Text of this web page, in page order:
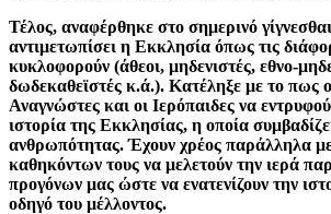
Τέλος, αναφέρθηκε στο σημερινό
αντιμετωπίσει η Εκκλησία όπως τις
κυκλοφορούν (άθεοι, μηδενιστές, εθνο-
δωδεκαθεϊστές κ.ά.). Κατέληξε με το πως
Αναγνώστες και οι Ιερόπαιδες να
ιστορία της Εκκλησίας, η οποία
ανθρωπότητας. Έχουν χρέος παράλληλα
καθηκόντων τους να μελετούν την ιερά
προγόνων μας ώστε να ενατενίζουν την
οδηγό του μέλλοντος.